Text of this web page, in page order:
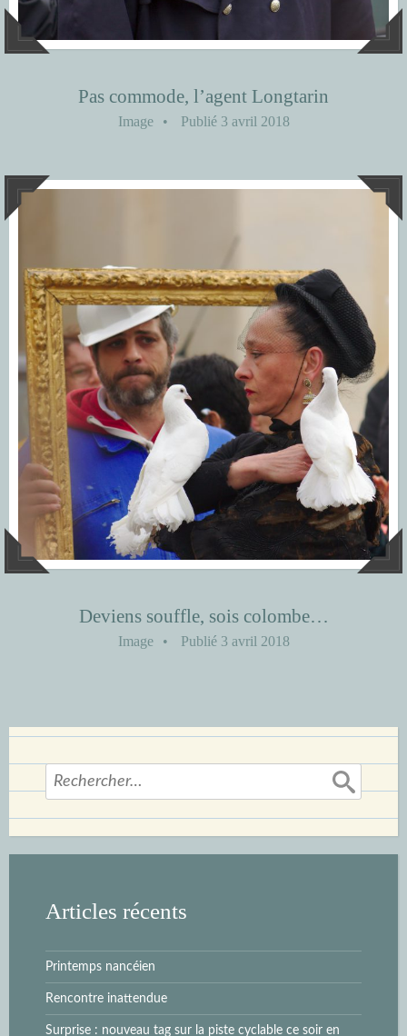
Pas commode, l’agent Longtarin
Image • Publié 3 avril 2018
Deviens souffle, sois colombe…
Image • Publié 3 avril 2018
Rechercher :
Articles récents
Printemps nancéien
Rencontre inattendue
Surprise : nouveau tag sur la piste cyclable ce soir en